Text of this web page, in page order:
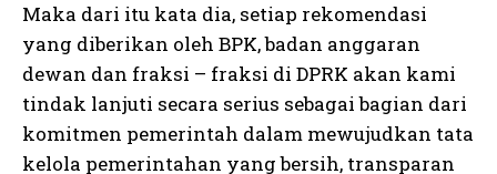
Maka dari itu kata dia, setiap rekomendasi
yang diberikan oleh BPK, badan anggaran
dewan dan fraksi – fraksi di DPRK akan kami
tindak lanjuti secara serius sebagai bagian dari
komitmen pemerintah dalam mewujudkan tata
kelola pemerintahan yang bersih, transparan